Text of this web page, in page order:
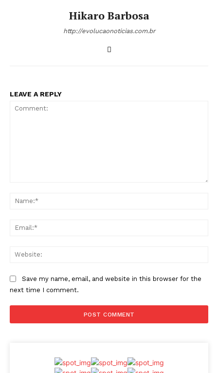
Hikaro Barbosa
http://evolucaonoticias.com.br
LEAVE A REPLY
Save my name, email, and website in this browser for the
next time I comment.